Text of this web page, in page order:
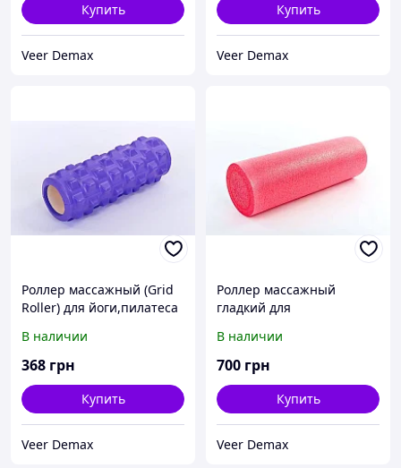
Купить
Veer Demax
Купить
Veer Demax
Роллер массажный (Grid
Roller) для йоги,пилатеса
Фиолетовый
В наличии
368 грн
Купить
Veer Demax
Роллер массажный
гладкий для
- 15 см
В наличии
700 грн
Купить
Veer Demax